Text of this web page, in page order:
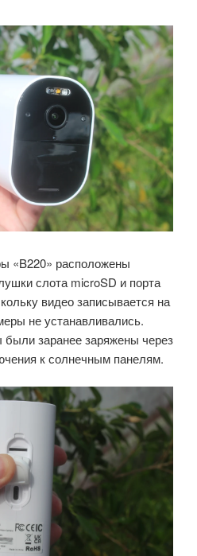
«B220» расположены
слота microSD и порта
видео записывается на
не устанавливались.
заранее заряжены через
к солнечным панелям.